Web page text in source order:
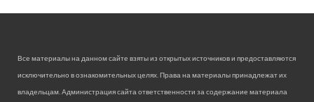
Все материалы на данном сайте взяты из открытых источников и предоставляются
исключительно в ознакомительных целях. Права на материалы принадлежат их
владельцам. Администрация сайта ответственности за содержание материала